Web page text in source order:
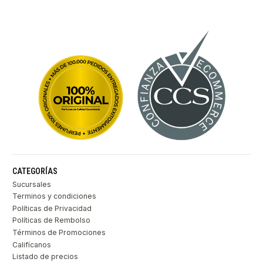
CATEGORÍAS
Sucursales
Terminos y condiciones
Políticas de Privacidad
Políticas de Rembolso
Términos de Promociones
Califícanos
Listado de precios